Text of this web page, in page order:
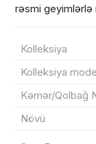
rəsmi geyimlərlə
Kolleksiya
Kolleksiya
Kəmər/Qolbağ
Növü